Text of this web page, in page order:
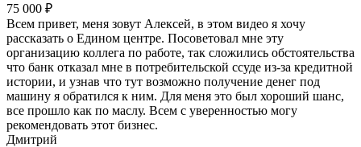
75 000 ₽
Всем привет, меня зовут Алексей, в этом видео я хочу
рассказать о Едином центре. Посоветовал мне эту
организацию коллега по работе, так сложились обстоятельства
что банк отказал мне в потребительской ссуде из-за кредитной
истории, и узнав что тут возможно получение денег под
машину я обратился к ним. Для меня это был хороший шанс,
все прошло как по маслу. Всем с уверенностью могу
рекомендовать этот бизнес.
Дмитрий